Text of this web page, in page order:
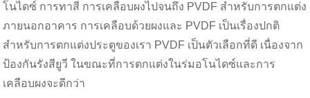
โนไดซ์ การทาสี การเคลือบผงไปจนถึง PVDF สำหรับการตกแต่ง
ภายนอกอาคาร การเคลือบด้วยผงและ PVDF เป็นเรื่องปกติ
สำหรับการตกแต่งประตูของเรา PVDF เป็นตัวเลือกที่ดี เนื่องจาก
ป้องกันรังสียูวี ในขณะที่การตกแต่งในร่มอโนไดซ์และการ
เคลือบผงจะดีกว่า